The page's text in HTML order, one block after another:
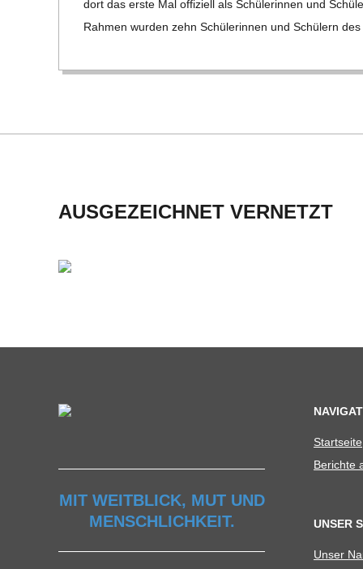
D
-
S
H
U
E
dort das erste Mal offi­zi­ell als Schü­le­rin­nen und
Rah­men wur­den zehn Schü­le­rin­nen und Schü­lern
AUSGEZEICHNET VERNETZT
MIT WEITBLICK, MUT UND
MENSCHLICHKEIT.
Start­seite
Berichte
UNSER
Unser